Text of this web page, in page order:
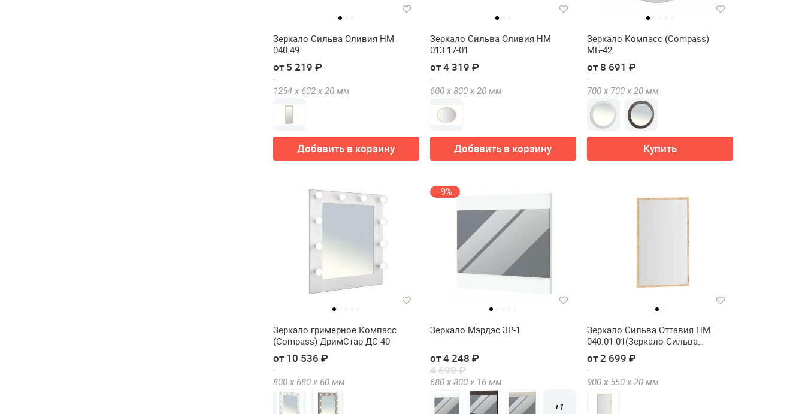
Зеркало Сильва Оливия НМ
040.49
от 5 219 ₽
1254 х 602 х 20 мм
Добавить в корзину
Зеркало Сильва Оливия НМ
013.17-01
от 4 319 ₽
600 х 800 х 20 мм
Добавить в корзину
Зеркало Компасс (Compass)
МБ-42
от 8 691 ₽
700 х 700 х 20 мм
Купить
Зеркало гримерное Компасс
(Compass) ДримСтар ДС-40
от 10 536 ₽
800 х 680 х 60 мм
-9%
Зеркало Мэрдэс ЗР-1
от 4 248 ₽
4 690 ₽
680 х 800 х 16 мм
+1
Зеркало Сильва Оттавия НМ
040.01-01(Зеркало Сильва
Оттавия НМ 040.01-01)
от 2 699 ₽
900 х 550 х 20 мм